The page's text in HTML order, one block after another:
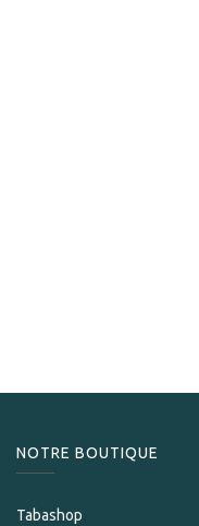
NOTRE BOUTIQUE
Tabashop